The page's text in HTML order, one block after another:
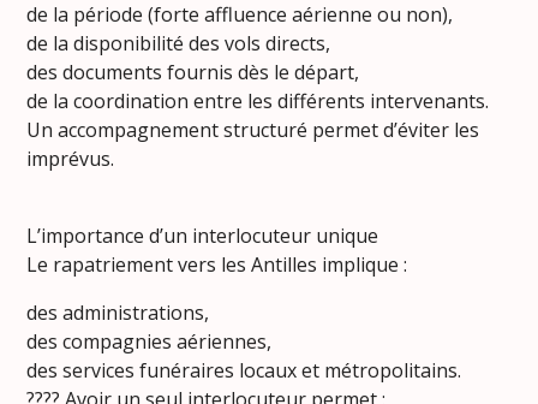
de la période (forte affluence aérienne ou non),
de la disponibilité des vols directs,
des documents fournis dès le départ,
de la coordination entre les différents intervenants.
Un accompagnement structuré permet d’éviter les
imprévus.
L’importance d’un interlocuteur unique
Le rapatriement vers les Antilles implique :
des administrations,
des compagnies aériennes,
des services funéraires locaux et métropolitains.